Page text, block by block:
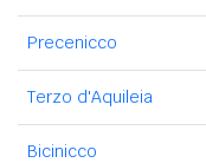
Precenicco
Terzo d'Aquileia
Bicinicco